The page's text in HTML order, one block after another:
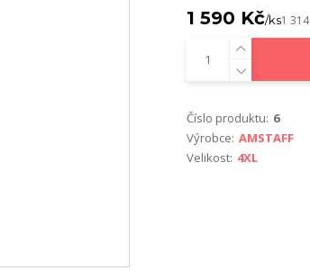
1 590 Kč/ks1
Číslo produktu: 6
Výrobce: AMSTAFF
Velikost: 4XL